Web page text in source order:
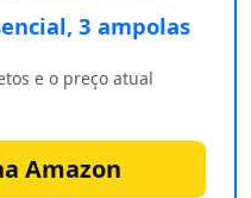
3 ampolas
e o preço atual
Amazon